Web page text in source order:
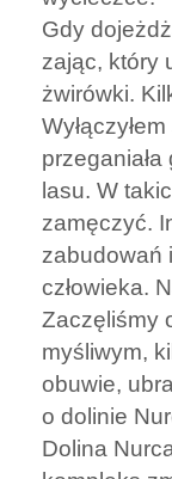
Gdy
zając, który
żwirówki.
lasu. W
zamęczyć.
zabudowań
człowieka.
Zaczęliśmy
myśliwym,
obuwie,
o dolinie
Dolina